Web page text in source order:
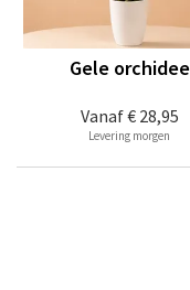
Vanaf€ 28,95
Gele orchidee
Levering morgen